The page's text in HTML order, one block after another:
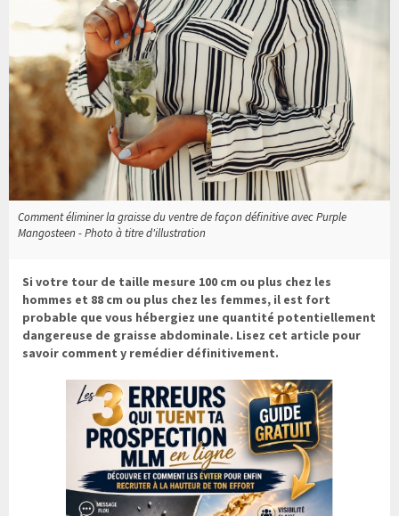
Comment éliminer la graisse du ventre de façon définitive avec Purple
Mangosteen - Photo à titre d'illustration
Si votre tour de taille mesure 100 cm ou plus chez les
hommes et 88 cm ou plus chez les femmes, il est fort
probable que vous hébergiez une quantité potentiellement
dangereuse de graisse abdominale. Lisez cet article pour
savoir comment y remédier définitivement.